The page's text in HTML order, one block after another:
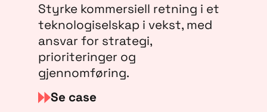
Styrke kommersiell retning i et
teknologiselskap i vekst, med
ansvar for strategi,
prioriteringer og
gjennomføring.
Se case